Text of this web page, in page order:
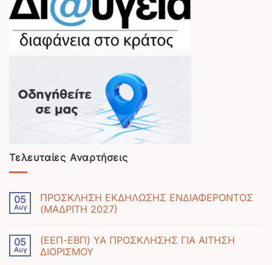
Τελευταίες Αναρτήσεις
05
Αυγ
ΠΡΟΣΚΛΗΣΗ ΕΚΔΗΛΩΣΗΣ ΕΝΔΙΑΦΕΡΟΝΤΟΣ
(ΜΑΔΡΙΤΗ 2027)
υπάρχουν
σχόλια
στο
05
Αυγ
(ΕΕΠ-ΕΒΠ) ΥΑ ΠΡΟΣΚΛΗΣΗΣ ΓΙΑ ΑΙΤΗΣΗ
ΔΙΟΡΙΣΜΟΥ